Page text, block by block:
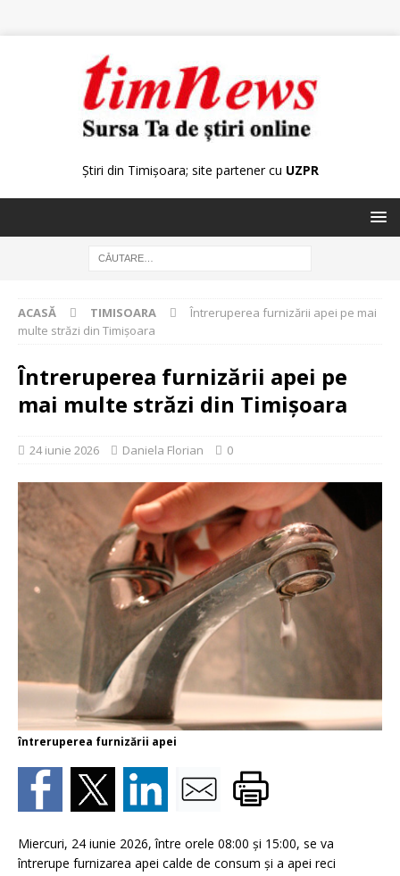
Știri din Timișoara; site partener cu UZPR
ACASĂ TIMISOARA
Întreruperea furnizării apei pe mai
multe străzi din Timișoara
Întreruperea furnizării apei pe
mai multe străzi din Timișoara
24 iunie 2026 Daniela Florian 0
întreruperea furnizării apei
Miercuri, 24 iunie 2026, între orele 08:00 și 15:00, se va
întrerupe furnizarea apei calde de consum și a apei reci